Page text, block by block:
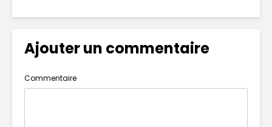
Ajouter un commentaire
Commentaire